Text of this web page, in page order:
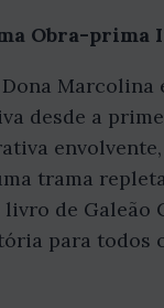
Obra-prima
Marcolina
desde a
trama
de Galeão
para todos